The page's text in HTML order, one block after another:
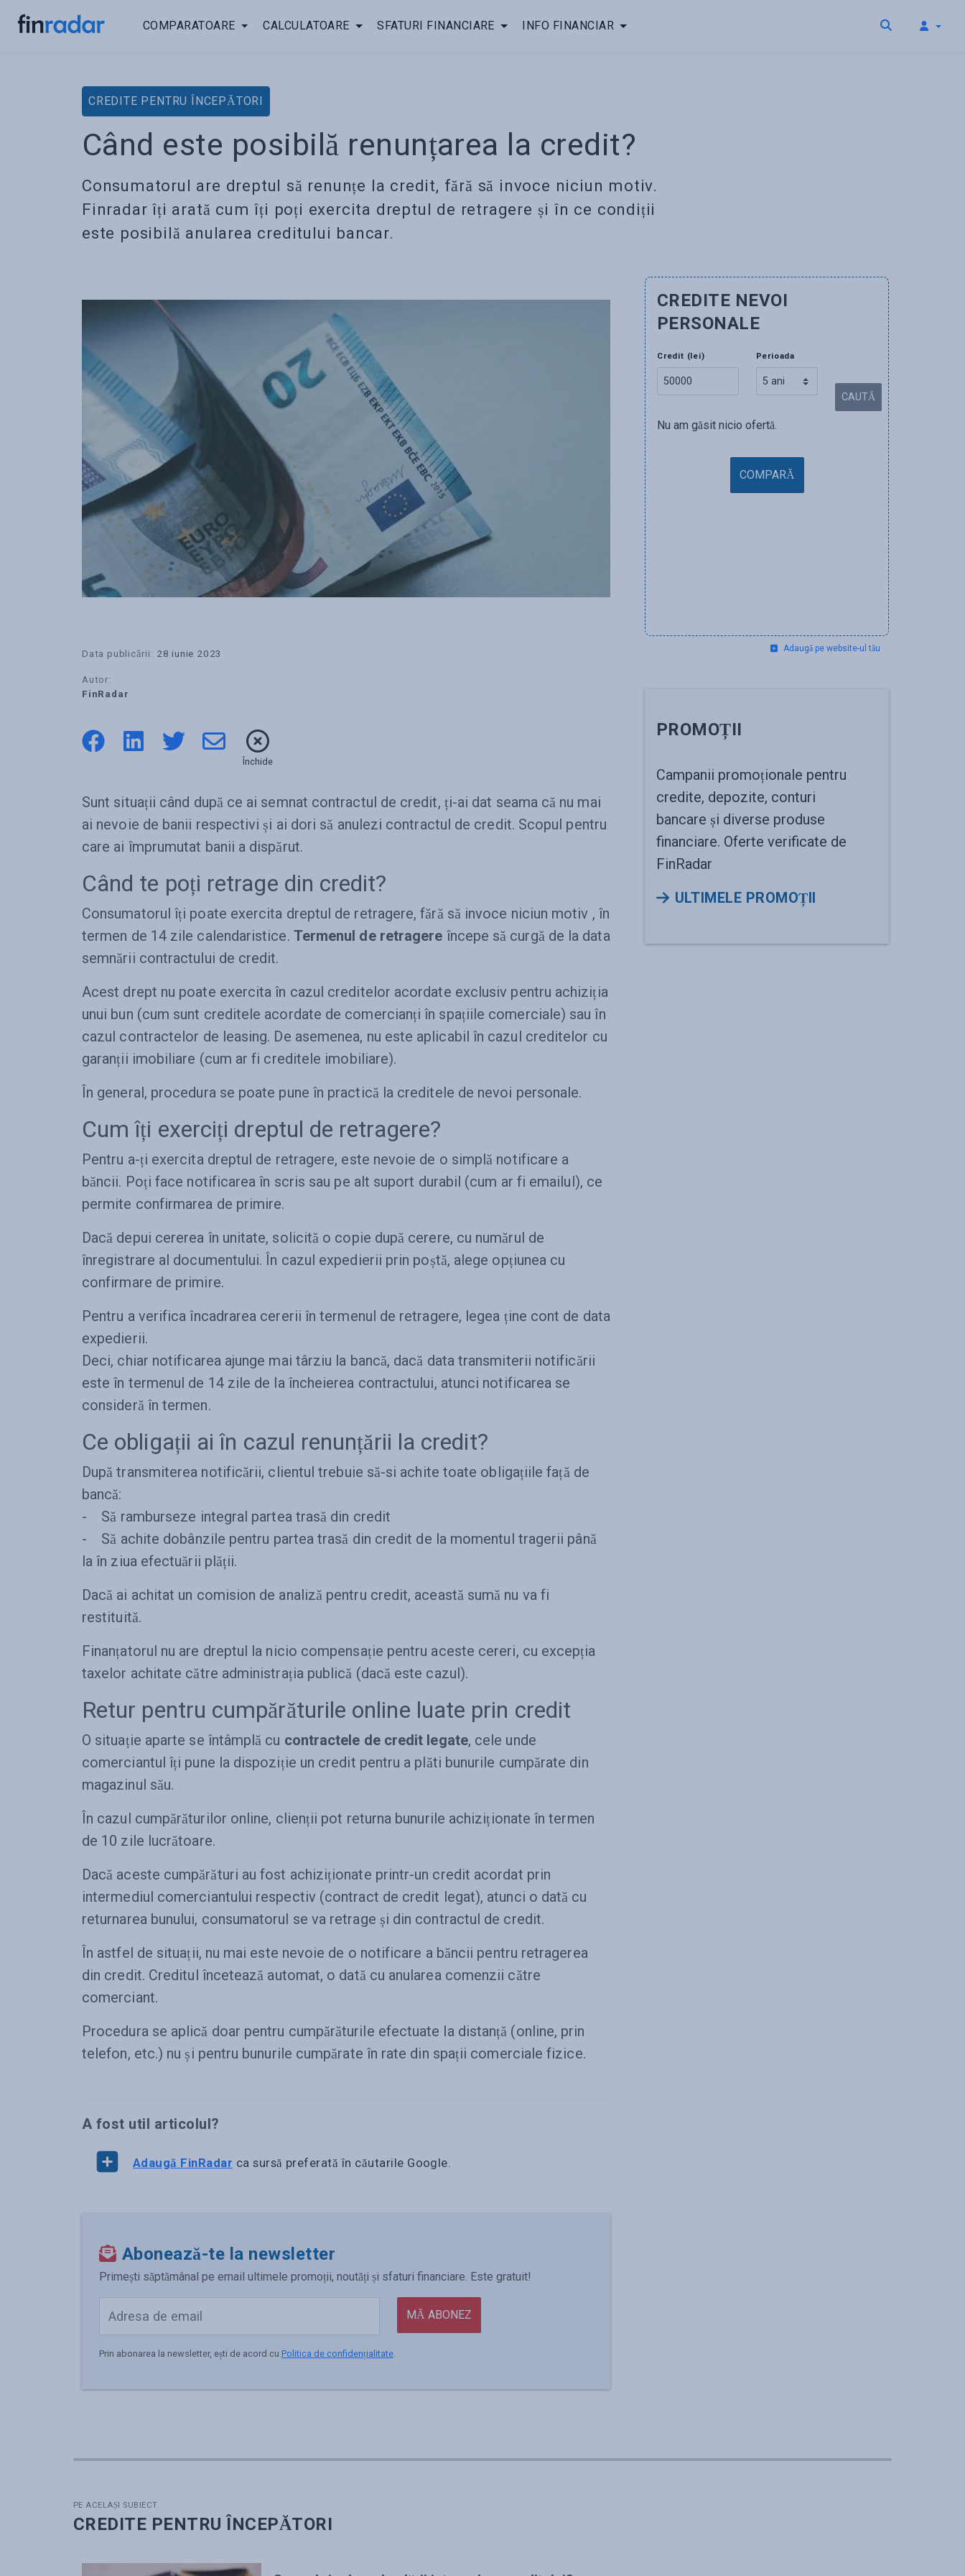
COMPARATOARE CALCULATOARE SFATURI FINANCIARE INFO FINANCIAR
CREDITE PENTRU ÎNCEPĂTORI
Când este posibilă renunțarea la credit?
Consumatorul are dreptul să renunțe la credit, fără să invoce niciun motiv.
Finradar îți arată cum îți poți exercita dreptul de retragere și în ce condiții
este posibilă anularea creditului bancar.
Data publicării: 28 iunie 2023
Autor:
FinRadar
Închide
Sunt situații când după ce ai semnat contractul de credit, ți-ai dat seama că nu mai
ai nevoie de banii respectivi și ai dori să anulezi contractul de credit. Scopul pentru
care ai împrumutat banii a dispărut.
Când te poți retrage din credit?
Consumatorul îți poate exercita dreptul de retragere, fără să invoce niciun motiv , în
termen de 14 zile calendaristice. Termenul de retragere începe să curgă de la data
semnării contractului de credit.
Acest drept nu poate exercita în cazul creditelor acordate exclusiv pentru achiziția
unui bun (cum sunt creditele acordate de comercianți în spațiile comerciale) sau în
cazul contractelor de leasing. De asemenea, nu este aplicabil în cazul creditelor cu
garanții imobiliare (cum ar fi creditele imobiliare).
În general, procedura se poate pune în practică la creditele de nevoi personale.
Cum îți exerciți dreptul de retragere?
Pentru a-ți exercita dreptul de retragere, este nevoie de o simplă notificare a
băncii. Poți face notificarea în scris sau pe alt suport durabil (cum ar fi emailul), ce
permite confirmarea de primire.
Dacă depui cererea în unitate, solicită o copie după cerere, cu numărul de
înregistrare al documentului. În cazul expedierii prin poștă, alege opțiunea cu
confirmare de primire.
Pentru a verifica încadrarea cererii în termenul de retragere, legea ține cont de data
expedierii.
Deci, chiar notificarea ajunge mai târziu la bancă, dacă data transmiterii notificării
este în termenul de 14 zile de la încheierea contractului, atunci notificarea se
consideră în termen.
Ce obligații ai în cazul renunțării la credit?
După transmiterea notificării, clientul trebuie să-si achite toate obligațiile față de
bancă:
- Să ramburseze integral partea trasă din credit
- Să achite dobânzile pentru partea trasă din credit de la momentul tragerii până
la în ziua efectuării plății.
Dacă ai achitat un comision de analiză pentru credit, această sumă nu va fi
restituită.
Finanțatorul nu are dreptul la nicio compensație pentru aceste cereri, cu excepția
taxelor achitate către administrația publică (dacă este cazul).
Retur pentru cumpărăturile online luate prin credit
O situație aparte se întâmplă cu contractele de credit legate, cele unde
comerciantul îți pune la dispoziție un credit pentru a plăti bunurile cumpărate din
magazinul său.
În cazul cumpărăturilor online, clienții pot returna bunurile achiziționate în termen
de 10 zile lucrătoare.
Dacă aceste cumpărături au fost achiziționate printr-un credit acordat prin
intermediul comerciantului respectiv (contract de credit legat), atunci o dată cu
returnarea bunului, consumatorul se va retrage și din contractul de credit.
În astfel de situații, nu mai este nevoie de o notificare a băncii pentru retragerea
din credit. Creditul încetează automat, o dată cu anularea comenzii către
comerciant.
Procedura se aplică doar pentru cumpărăturile efectuate la distanță (online, prin
telefon, etc.) nu și pentru bunurile cumpărate în rate din spații comerciale fizice.
A fost util articolul?
Adaugă FinRadar ca sursă preferată în căutarile Google.
Abonează-te la newsletter
Primești săptămânal pe email ultimele promoții, noutăți și sfaturi financiare. Este gratuit!
MĂ ABONEZ
Prin abonarea la newsletter, ești de acord cu Politica de confidențialitate.
CREDITE NEVOI
PERSONALE
Credit (lei) Perioada
CAUTĂ
Nu am găsit nicio ofertă.
COMPARĂ
Adaugă pe website-ul tău
PROMOȚII
Campanii promoționale pentru
credite, depozite, conturi
bancare și diverse produse
financiare. Oferte verificate de
FinRadar
ULTIMELE PROMOȚII
PE ACELAȘI SUBIECT
CREDITE PENTRU ÎNCEPĂTORI